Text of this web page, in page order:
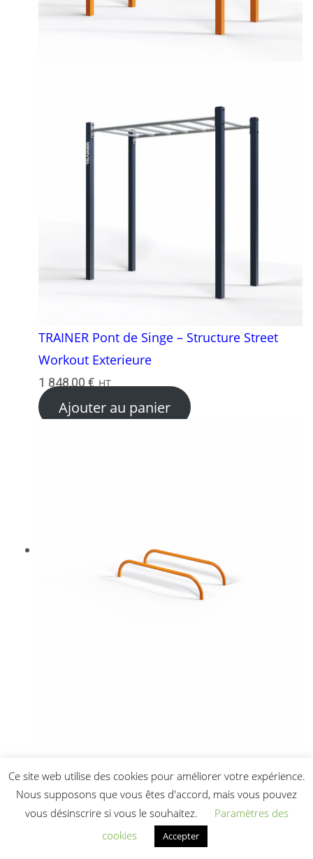
TRAINER Pont de Singe – Structure Street
Workout Exterieure
1 848,00€ HT
Ajouter au panier
Ce site web utilise des cookies pour améliorer votre expérience.
Nous supposons que vous êtes d'accord, mais vous pouvez
vous désinscrire si vous le souhaitez.
Paramètres des
cookies
Accepter